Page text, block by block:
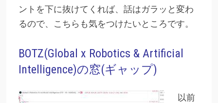
ントを下に抜けてくれば、話はガラッと変わ
るので、こちらも気をつけたいところです。
BOTZ(Global x Robotics & Artificial
Intelligence)の窓(ギャップ)
以前